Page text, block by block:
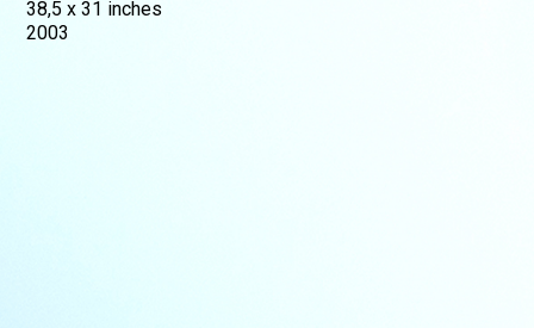
38,5 x 31 inches
2003